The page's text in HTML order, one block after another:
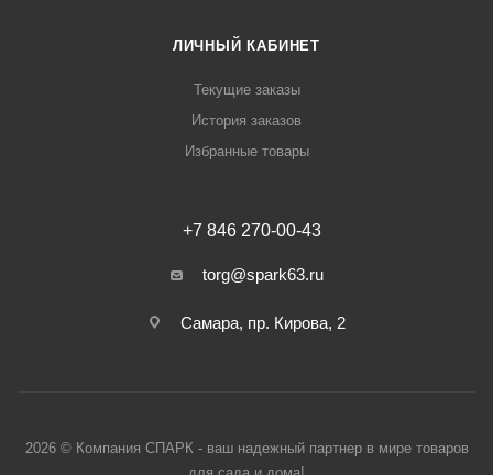
ЛИЧНЫЙ КАБИНЕТ
Текущие заказы
История заказов
Избранные товары
+7 846 270-00-43
torg@spark63.ru
Самара, пр. Кирова, 2
2026 © Компания СПАРК - ваш надежный партнер в мире товаров